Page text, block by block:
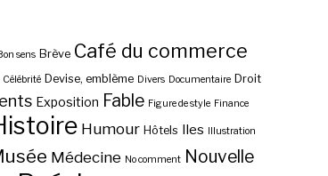
sens Brève Café du commerce
Célébrité Devise, emblème Divers Documentaire Droit
Exposition Fable Figure de style Finance
Humour Hôtels Iles Illustration
Médecine No comment Nouvelle